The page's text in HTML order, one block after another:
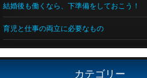
結婚後も働くなら、下準備をしておこう！
育児と仕事の両立に必要なもの
カテゴリー